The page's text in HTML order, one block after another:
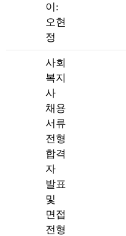
이:
오현
정
사회
복지
사
채용
서류
전형
합격
자
발표
및
면접
전형